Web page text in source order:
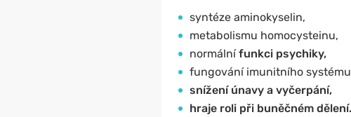
syntéze aminokyselin,
metabolismu homocysteinu,
normálnífunkci psychiky,
fungování imunitního
snížení únavy a vyčerpání,
hraje roli při buněčném dělení.